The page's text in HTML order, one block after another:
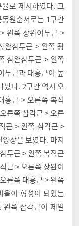
로 제시하였다. 그
원순서로는 1구간
왼쪽 상완이두근 >
완삼두근 > 왼쪽 광
삼완삼두근 > 왼쪽
두근과 대흉근이 높
났다. 2구간 역시 오
흉근 > 오른쪽 복직
른쪽 삼각근 > 오른
근 > 왼쪽 삼각근 >
상을 보였다. 마지
두근 > 왼쪽 복직근
근 > 오른쪽 상완이
른쪽 대흉근 > 왼쪽
율이 형성이 되었는
쪽 삼각근이 제일